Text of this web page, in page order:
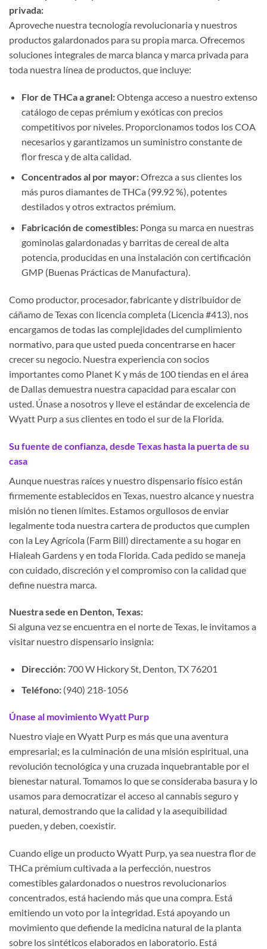
privada:
Aproveche nuestra tecnología revolucionaria y nuestros
productos galardonados para su propia marca. Ofrecemos
soluciones integrales de marca blanca y marca privada para
toda nuestra línea de productos, que incluye:
Flor de THCa a granel:Obtenga acceso a nuestro extenso
catálogo de cepas prémium y exóticas con precios
competitivos por niveles. Proporcionamos todos los COA
necesarios y garantizamos un suministro constante de
flor fresca y de alta calidad.
Concentrados al por mayor:Ofrezca a sus clientes los
más puros diamantes de THCa (99.92 %), potentes
destilados y otros extractos prémium.
Fabricación de comestibles:Ponga su marca en nuestras
gominolas galardonadas y barritas de cereal de alta
potencia, producidas en una instalación con certificación
GMP (Buenas Prácticas de Manufactura).
Como productor, procesador, fabricante y distribuidor de
cáñamo de Texas con licencia completa (Licencia #413), nos
encargamos de todas las complejidades del cumplimiento
normativo, para que usted pueda concentrarse en hacer
crecer su negocio. Nuestra experiencia con socios
importantes como Planet K y más de 100 tiendas en el área
de Dallas demuestra nuestra capacidad para escalar con
usted. Únase a nosotros y lleve el estándar de excelencia de
Wyatt Purp a sus clientes en todo el sur de la Florida.
Su fuente de confianza, desde Texas hasta la puerta de su
casa
Aunque nuestras raíces y nuestro dispensario físico están
firmemente establecidos en Texas, nuestro alcance y nuestra
misión no tienen límites. Estamos orgullosos de enviar
legalmente toda nuestra cartera de productos que cumplen
con la Ley Agrícola (Farm Bill) directamente a su hogar en
Hialeah Gardens y en toda Florida. Cada pedido se maneja
con cuidado, discreción y el compromiso con la calidad que
define nuestra marca.
Nuestra sede en Denton, Texas:
Si alguna vez se encuentra en el norte de Texas, le invitamos a
visitar nuestro dispensario insignia:
Dirección:700 W Hickory St, Denton, TX 76201
Teléfono:(940) 218-1056
Únase al movimiento Wyatt Purp
Nuestro viaje en Wyatt Purp es más que una aventura
empresarial; es la culminación de una misión espiritual, una
revolución tecnológica y una cruzada inquebrantable por el
bienestar natural. Tomamos lo que se consideraba basura y lo
usamos para democratizar el acceso al cannabis seguro y
natural, demostrando que la calidad y la asequibilidad
pueden, y deben, coexistir.
Cuando elige un producto Wyatt Purp, ya sea nuestra flor de
THCa prémium cultivada a la perfección, nuestros
comestibles galardonados o nuestros revolucionarios
concentrados, está haciendo más que una compra. Está
emitiendo un voto por la integridad. Está apoyando un
movimiento que defiende la medicina natural de la planta
sobre los sintéticos elaborados en laboratorio. Está